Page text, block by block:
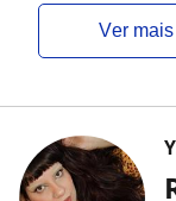
ver mais